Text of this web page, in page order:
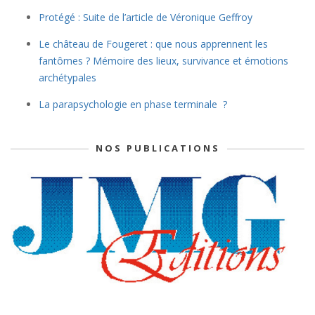
Protégé : Suite de l’article de Véronique Geffroy
Le château de Fougeret : que nous apprennent les
fantômes ? Mémoire des lieux, survivance et émotions
archétypales
La parapsychologie en phase terminale ?
NOS PUBLICATIONS